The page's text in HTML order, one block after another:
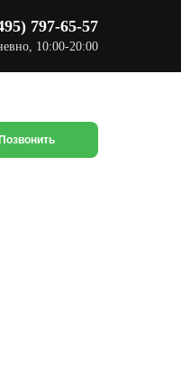
797-65-57
10:00-20:00
Позвонить